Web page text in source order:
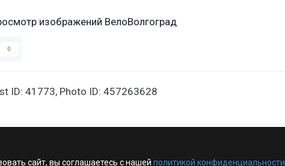
изображений ВелоВолгоград
0
ID: 41773, Photo ID: 457263628
сайт, вы соглашаетесь с нашей политикой конфиденциальности